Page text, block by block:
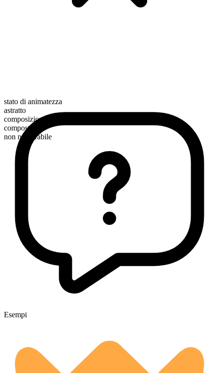
stato di animatezza
astratto
composizione morfologica
composto
non numerabile
Esempi